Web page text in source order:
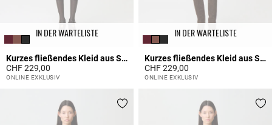
IN DER WARTELISTE
Kurzes fließendes Kleid aus Satin
CHF 229,00
4 out of 5 Customer Rating
ONLINE EXKLUSIV
IN DER WARTELISTE
Kurzes fließendes Kleid aus Satin
CHF 229,00
3.2 out of 5 Customer Rating
ONLINE EXKLUSIV